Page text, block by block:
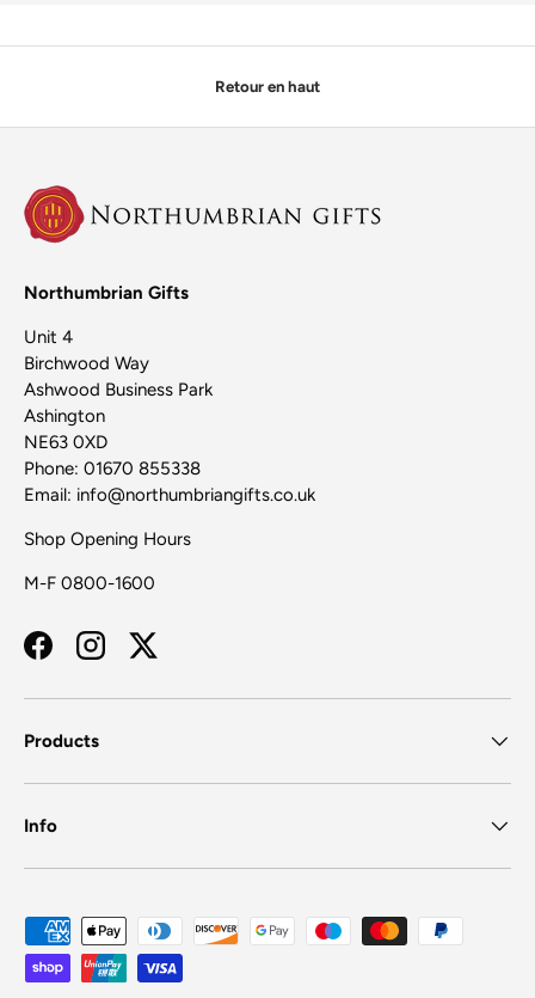
Retour en haut
Northumbrian Gifts
Unit 4
Birchwood Way
Ashwood Business Park
Ashington
NE63 0XD
Phone: 01670 855338
Email: info@northumbriangifts.co.uk
Shop Opening Hours
M-F 0800-1600
FacebookInstagramTwitter
Products
Info
Moyens de paiement acceptés